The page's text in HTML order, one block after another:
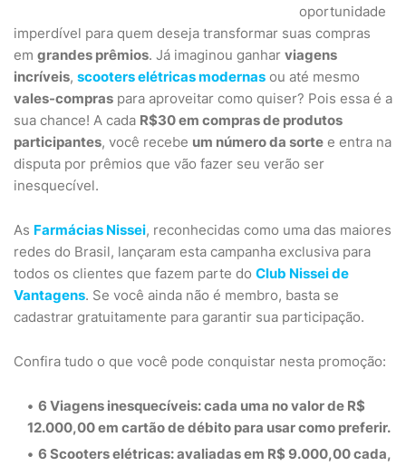
oportunidade
imperdível para quem deseja transformar suas compras
em grandes prêmios. Já imaginou ganhar viagens
incríveis, scooters elétricas modernas ou até mesmo
vales-compras para aproveitar como quiser? Pois essa é a
sua chance! A cada R$30 em compras de produtos
participantes, você recebe um número da sorte e entra na
disputa por prêmios que vão fazer seu verão ser
inesquecível.
As Farmácias Nissei, reconhecidas como uma das maiores
redes do Brasil, lançaram esta campanha exclusiva para
todos os clientes que fazem parte do Club Nissei de
Vantagens. Se você ainda não é membro, basta se
cadastrar gratuitamente para garantir sua participação.
Confira tudo o que você pode conquistar nesta promoção:
6 Viagens inesquecíveis: cada uma no valor de R$
12.000,00 em cartão de débito para usar como preferir.
6 Scooters elétricas: avaliadas em R$ 9.000,00 cada,